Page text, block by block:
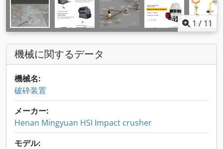
1 / 11
機械に関するデータ
機械名:
破砕装置
メーカー:
Henan Mingyuan HSI Impact crusher
モデル: